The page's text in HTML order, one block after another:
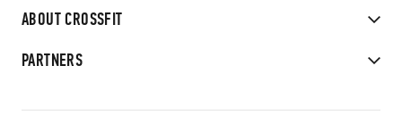
ABOUT CROSSFIT
PARTNERS